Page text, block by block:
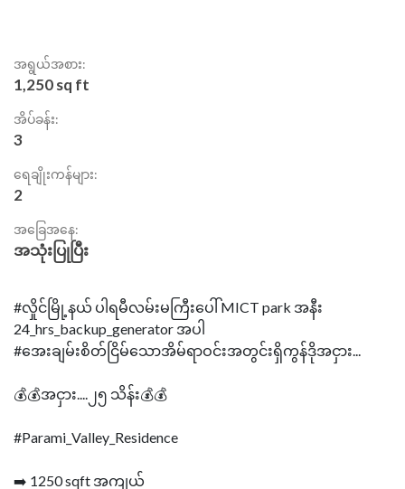
အရွယ်အစား:
1,250 sq ft
အိပ်ခန်း:
3
ရေချိုးကန်များ:
2
အခြေအနေ:
အသုံးပြုပြီး
#လှိုင်မြို့နယ် ပါရမီလမ်းမကြီးပေါ် MICT park အနီး
24_hrs_backup_generator အပါ
#အေးချမ်းစိတ်ငြိမ်သောအိမ်ရာဝင်းအတွင်းရှိကွန်ဒိုအငှား...
💰💰အငှား....၂၅ သိန်း💰💰
#Parami_Valley_Residence
➡️ 1250 sqft အကျယ်